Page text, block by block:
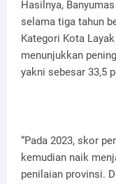
Hasilnya,
selama tiga tahun
Kategori Kota
menunjukkan
yakni sebesar 33,5
“Pada 2023, skor
kemudian naik
penilaian provinsi.